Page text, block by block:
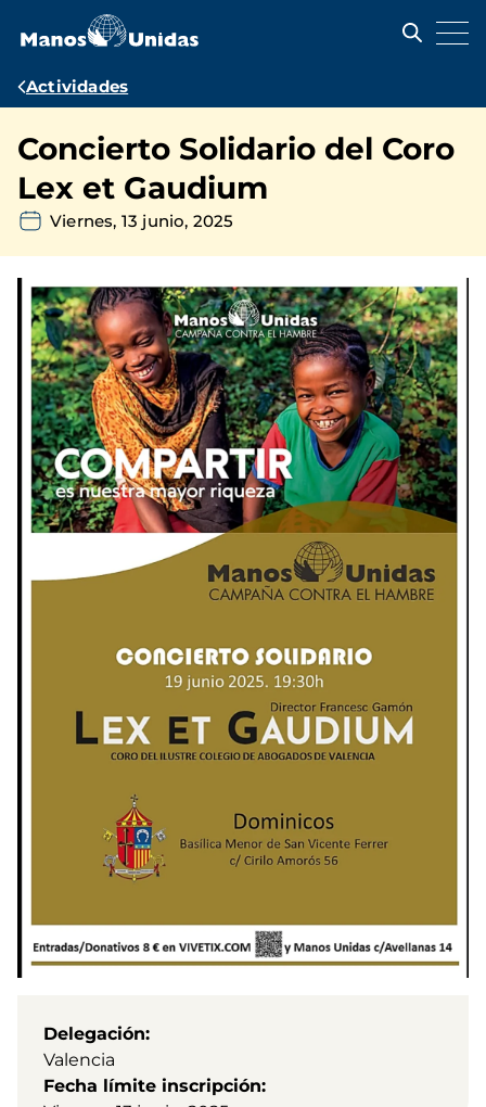
contenido
Ruta
navegación
Actividades
Concierto Solidario del Coro
Lex et Gaudium
Viernes, 13 junio, 2025
Delegación
Valencia
Fecha límite inscripción